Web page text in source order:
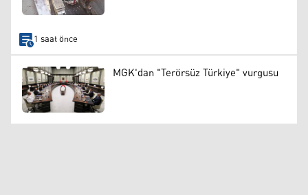
1 saat önce
MGK'dan "Terörsüz Türkiye" vurgusu